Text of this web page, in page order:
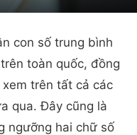
con số trung bình
toàn quốc, đồng
trên tất cả các
qua. Đây cũng là
ngưỡng hai chữ số